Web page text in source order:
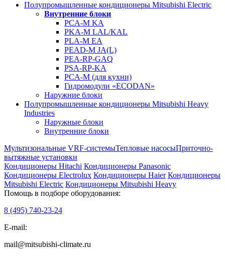
Полупромышленные кондиционеры Mitsubishi Electric
Внутренние блоки
PCA-M KA
PKA-M LAL/KAL
PLA-M EA
PEAD-M JA(L)
PEA-RP-GAQ
PSA-RP-KA
PCA-M (для кухни)
Гидромодули «ECODAN»
Наружние блоки
Полупромышленные кондиционеры Mitsubishi Heavy
Industries
Наружные блоки
Внутренние блоки
Мультизональные VRF-системыТепловые насосыПриточно-
вытяжные установки
Кондиционеры Hitachi Кондиционеры Panasonic
Кондиционеры Electrolux Кондиционеры Haier Кондиционеры
Mitsubishi Electric Кондиционеры Mitsubishi Heavy
Помощь в подборе оборудования:
8 (495) 740-23-24
E-mail:
mail@mitsubishi-climate.ru